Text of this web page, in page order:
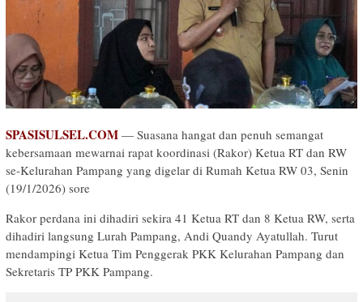
SPASISULSEL.COM — Suasana hangat dan penuh semangat
kebersamaan mewarnai rapat koordinasi (Rakor) Ketua RT dan RW
se-Kelurahan Pampang yang digelar di Rumah Ketua RW 03, Senin
(19/1/2026) sore
Rakor perdana ini dihadiri sekira 41 Ketua RT dan 8 Ketua RW, serta
dihadiri langsung Lurah Pampang, Andi Quandy Ayatullah. Turut
mendampingi Ketua Tim Penggerak PKK Kelurahan Pampang dan
Sekretaris TP PKK Pampang.